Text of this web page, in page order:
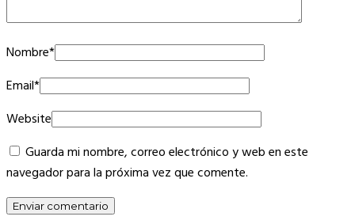
Nombre*
Email*
Website
Guarda mi nombre, correo electrónico y web en este
navegador para la próxima vez que comente.